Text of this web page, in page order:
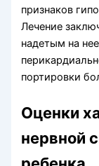
признаков
Лечение
надетым на
портировки
Оценки
нервной